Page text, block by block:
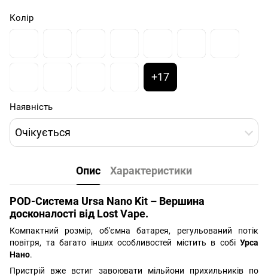
Колір
+17
Наявність
Очікується
Опис Характеристики
POD-Система Ursa Nano Kit – Вершина
досконалості від Lost Vape.
Компактний розмір, об'ємна батарея, регульований потік
повітря, та багато інших особливостей містить в собі Урса
Нано.
Пристрій вже встиг завоювати мільйони прихильників по